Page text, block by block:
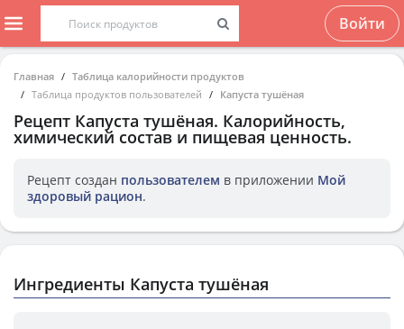
Войти
Главная
Таблица калорийности продуктов
Таблица продуктов пользователей
Капуста тушёная
Рецепт Капуста тушёная. Калорийность,
химический состав и пищевая ценность.
Рецепт создан пользователем в приложении Мой
здоровый рацион.
Ингредиенты Капуста тушёная